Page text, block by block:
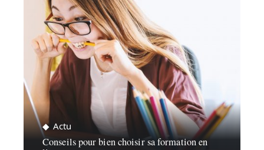
Actu
Conseils pour bien choisir sa formation en